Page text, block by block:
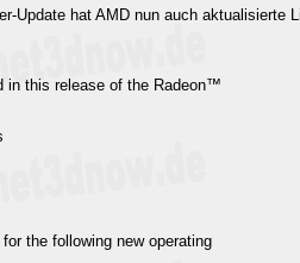
Update hat AMD nun auch aktualisierte
in this release of the Radeon™
the following new operating